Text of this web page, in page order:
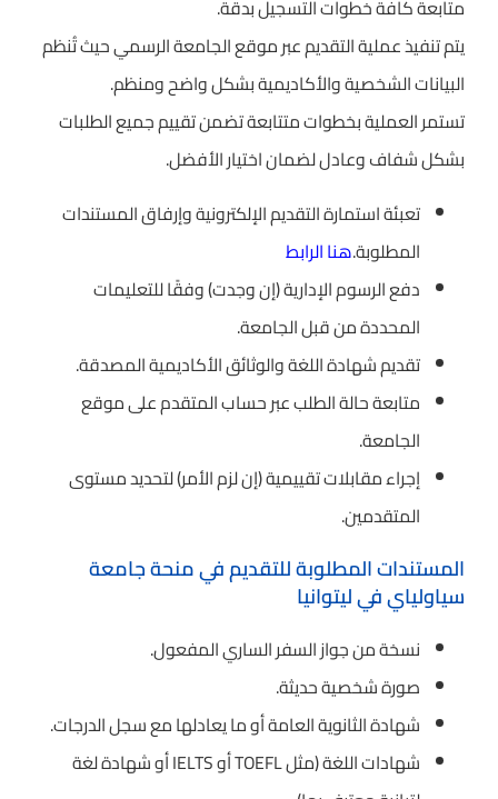
متابعة كافة خطوات التسجيل بدقة.
يتم تنفيذ عملية التقديم عبر موقع الجامعة الرسمي حيث تُنظم
البيانات الشخصية والأكاديمية بشكل واضح ومنظم.
تستمر العملية بخطوات متتابعة تضمن تقييم جميع الطلبات
بشكل شفاف وعادل لضمان اختيار الأفضل.
تعبئة استمارة التقديم الإلكترونية وإرفاق المستندات
المطلوبة.هنا الرابط
دفع الرسوم الإدارية (إن وجدت) وفقًا للتعليمات
المحددة من قبل الجامعة.
تقديم شهادة اللغة والوثائق الأكاديمية المصدقة.
متابعة حالة الطلب عبر حساب المتقدم على موقع
الجامعة.
إجراء مقابلات تقييمية (إن لزم الأمر) لتحديد مستوى
المتقدمين.
المستندات المطلوبة للتقديم في منحة جامعة
سياولياي في ليتوانيا
نسخة من جواز السفر الساري المفعول.
صورة شخصية حديثة.
شهادة الثانوية العامة أو ما يعادلها مع سجل الدرجات.
شهادات اللغة (مثل TOEFL أو IELTS أو شهادة لغة